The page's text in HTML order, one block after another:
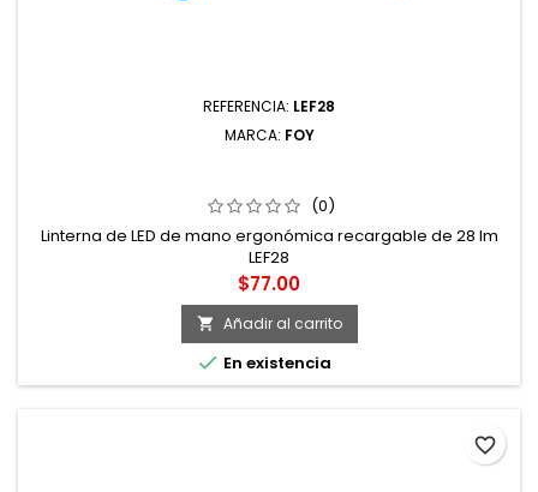
REFERENCIA: LEF28
MARCA: FOY
(0)
Linterna de LED de mano ergonómica recargable de 28 lm
LEF28
Precio
$77.00
 Añadir al carrito
 En existencia
favorite_border